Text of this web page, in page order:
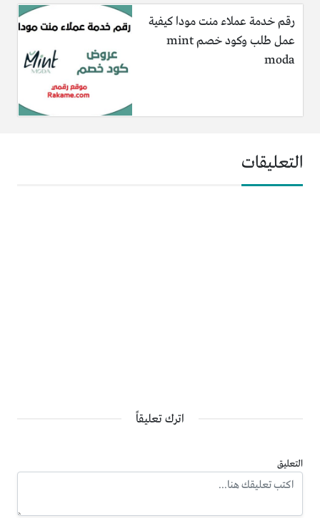
رقم خدمة عملاء منت مودا كيفية
عمل طلب وكود خصم mint
moda
التعليقات
اترك تعليقاً
التعليق